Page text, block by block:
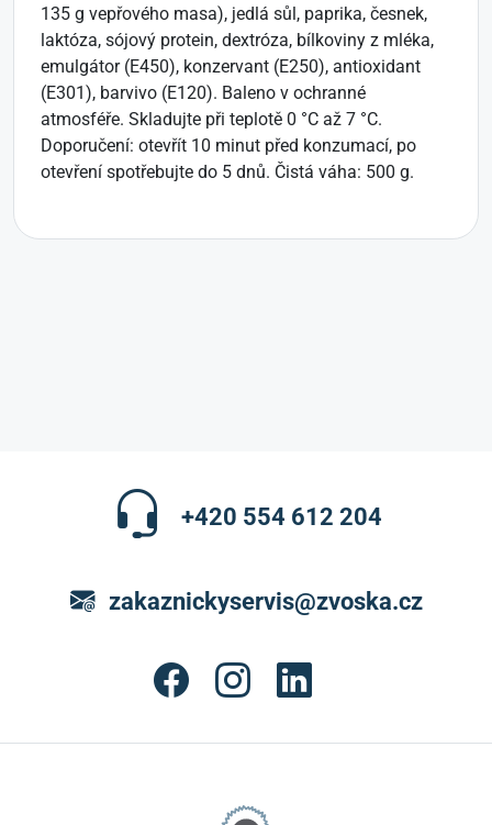
135 g vepřového masa), jedlá sůl, paprika, česnek,
laktóza, sójový protein, dextróza, bílkoviny z mléka,
emulgátor (E450), konzervant (E250), antioxidant
(E301), barvivo (E120). Baleno v ochranné
atmosféře. Skladujte při teplotě 0 °C až 7 °C.
Doporučení: otevřít 10 minut před konzumací, po
otevření spotřebujte do 5 dnů. Čistá váha: 500 g.
+420 554 612 204
zakaznickyservis@zvoska.cz